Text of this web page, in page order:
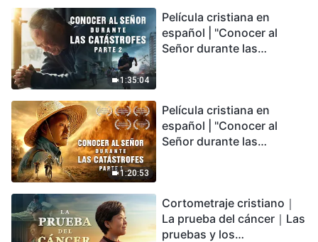
1:35:04
Película cristiana en
español | "Conocer al
Señor durante las
podemos sobrevivir?
1:20:53
Película cristiana en
español | "Conocer al
Señor durante las
encontrarás refugio?
Cortometraje cristiano｜
La prueba del cáncer｜Las
pruebas y los